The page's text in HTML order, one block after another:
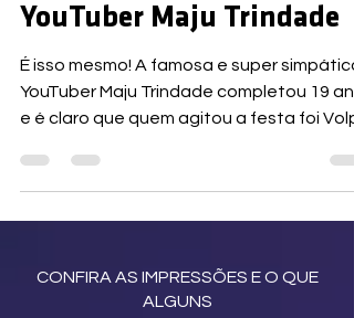
Volpe DeeJay Na Festa Da
YouTuber Maju Trindade
É isso mesmo! A famosa e super simpática
e é claro que quem agitou a festa foi
DeeJay na...